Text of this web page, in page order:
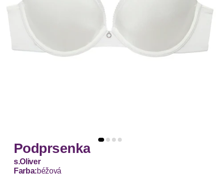
Podprsenka
s.Oliver
Farba:béžová